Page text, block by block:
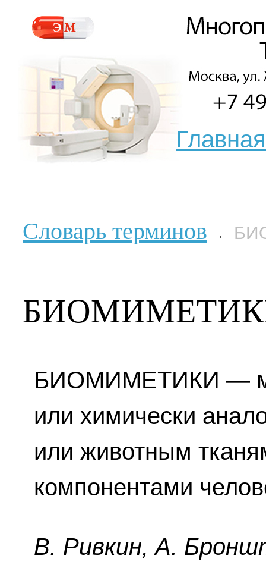
Главная
Словарь терминов →
БИОМИМЕТИКИ —
или химически
или животным
компонентами
B. Pивкин, A.